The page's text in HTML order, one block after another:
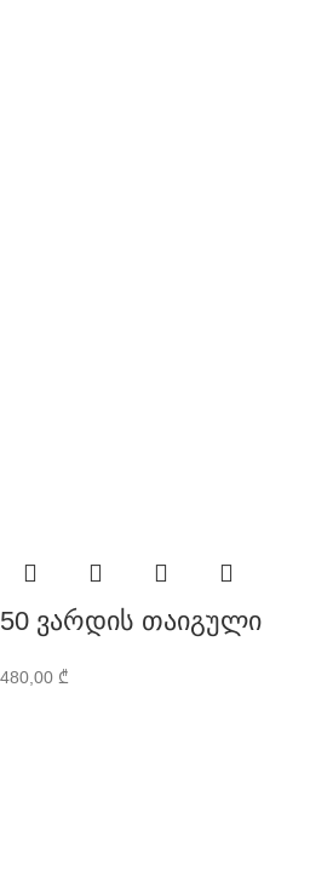
50 ვარდის თაიგული
480,00 ₾